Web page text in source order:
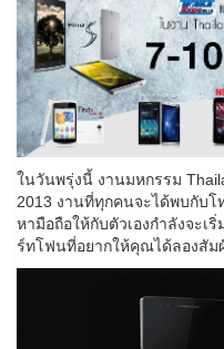
ในวันพรุ่งนี้ งานมหกรรม
2013 งานที่ทุกคนจะได้พบกับ
หามือถือให้กับตัวเองกำลังจะ
ร์ทโฟนที่อยากให้คุณได้ลองสัม